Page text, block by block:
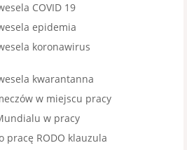
COVID 19
epidemia
koronawirus
kwarantanna
w miejscu pracy
w pracy
pracę RODO klauzula